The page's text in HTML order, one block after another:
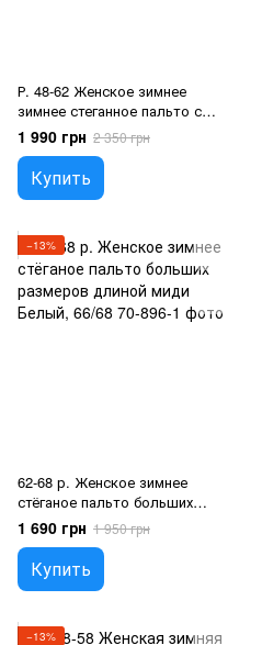
Р. 48-62 Женское зимнее
зимнее стеганное пальто с
капюшоном больших
размеров Марсала, 60/62
1 990 грн 2 350 грн
Купить
−13%
62-68 р. Женское зимнее
стёганое пальто больших
размеров длиной миди
Белый, 66/68
1 690 грн 1 950 грн
Купить
−13%